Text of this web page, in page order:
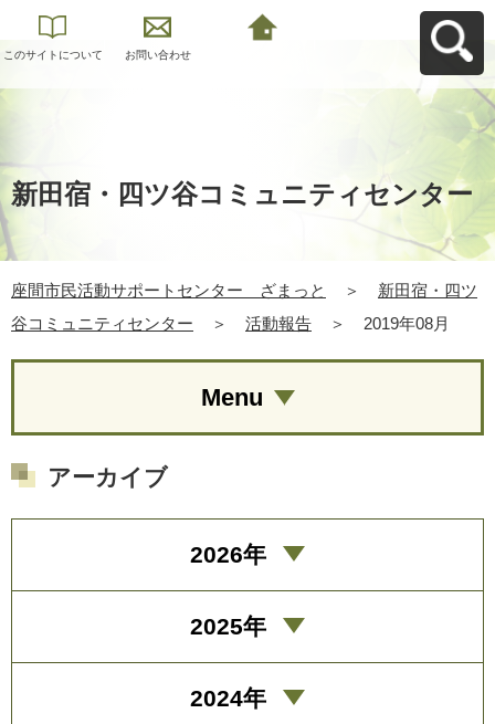
このサイトについて お問い合わせ
新田宿・四ツ谷コミュニティセンター
座間市民活動サポートセンター ざまっと ＞
新田宿・四ツ
谷コミュニティセンター
＞ 活動報告 ＞ 2019年08月
Menu
アーカイブ
2026年
2025年
2024年